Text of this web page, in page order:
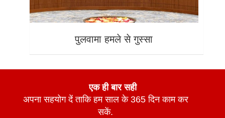
पुलवामा हमले से गुस्सा
एक ही बार सही
अपना सहयोग दें ताकि हम साल के 365 दिन काम कर
सकें.